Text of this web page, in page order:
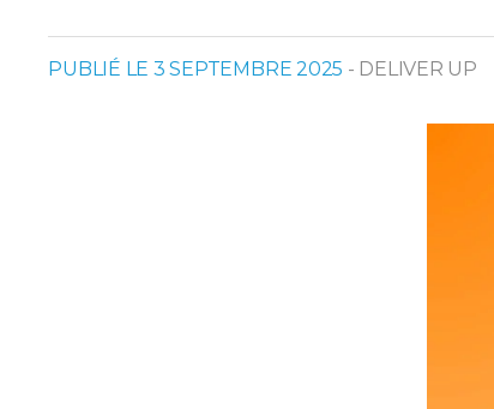
PUBLIÉ LE 3 SEPTEMBRE 2025 - DELIVER UP